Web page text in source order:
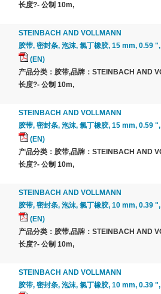
长度?- 公制 10m,
STEINBACH AND VOLLMANN
胶带, 密封条, 泡沫, 氯丁橡胶, 15 mm, 0.59
(EN)
产品分类：胶带,品牌：STEINBACH AND
长度?- 公制 10m,
STEINBACH AND VOLLMANN
胶带, 密封条, 泡沫, 氯丁橡胶, 15 mm, 0.59
(EN)
产品分类：胶带,品牌：STEINBACH AND
长度?- 公制 10m,
STEINBACH AND VOLLMANN
胶带, 密封条, 泡沫, 氯丁橡胶, 10 mm, 0.39
(EN)
产品分类：胶带,品牌：STEINBACH AND
长度?- 公制 10m,
STEINBACH AND VOLLMANN
胶带, 密封条, 泡沫, 氯丁橡胶, 10 mm, 0.39